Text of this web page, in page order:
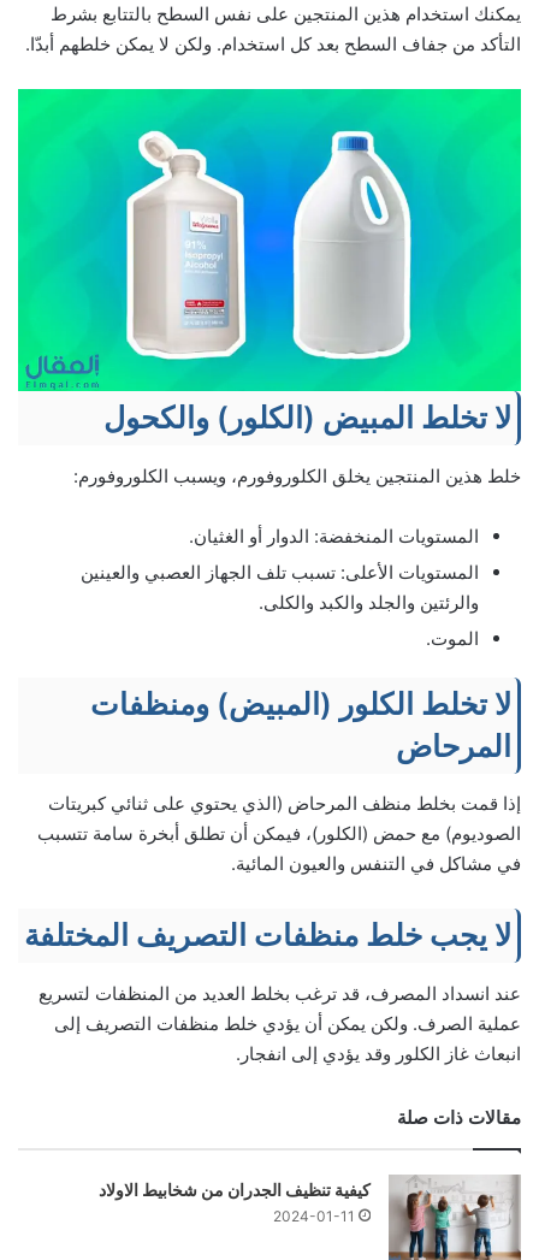
يمكنك استخدام هذين المنتجين على نفس السطح بالتتابع بشرط
التأكد من جفاف السطح بعد كل استخدام. ولكن لا يمكن خلطهم أبدّا.
لا تخلط المبيض (الكلور) والكحول
خلط هذين المنتجين يخلق الكلوروفورم، ويسبب الكلوروفورم:
المستويات المنخفضة: الدوار أو الغثيان.
المستويات الأعلى: تسبب تلف الجهاز العصبي والعينين
والرئتين والجلد والكبد والكلى.
الموت.
لا تخلط الكلور (المبيض) ومنظفات
المرحاض
إذا قمت بخلط منظف المرحاض (الذي يحتوي على ثنائي كبريتات
الصوديوم) مع حمض (الكلور)، فيمكن أن تطلق أبخرة سامة تتسبب
في مشاكل في التنفس والعيون المائية.
لا يجب خلط منظفات التصريف المختلفة
عند انسداد المصرف، قد ترغب بخلط العديد من المنظفات لتسريع
عملية الصرف. ولكن يمكن أن يؤدي خلط منظفات التصريف إلى
انبعاث غاز الكلور وقد يؤدي إلى انفجار.
مقالات ذات صلة
كيفية تنظيف الجدران من شخابيط الاولاد
2024-01-11